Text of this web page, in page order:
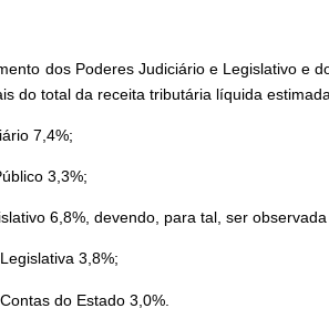
dos Poderes Judiciário e Legislativo e
do total da receita tributária líquida
7,4%;
3,3%;
6,8%, devendo, para tal, ser
3,8%;
do Estado 3,0%.